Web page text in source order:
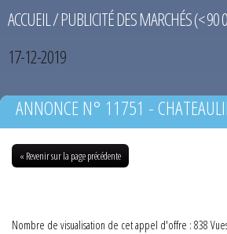
ACCUEIL/PUBLICITÉ DES MARCHÉS (< 90
17-12-2019
ANNONCE N° 11751 -
« Revenir sur la page précédente
Nombre de visualisation de cet appel d'offre : 838